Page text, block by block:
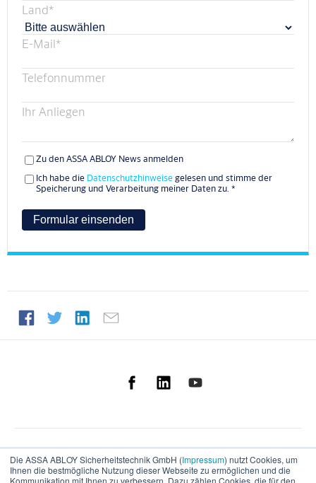
Die ASSA ABLOY Sicherheitstechnik GmbH (Impressum) nutzt Cookies, um
Ihnen die bestmögliche Nutzung dieser Webseite zu ermöglichen und die
Kommunikation mit Ihnen zu verbessern. Dazu zählen Cookies, die für den
Land*
E-Mail*
Telefonnummer
Ihr Anliegen
Zu den ASSA ABLOY News anmelden
Ich habe die Datenschutzhinweisegelesen und stimme der
Speicherung und Verarbeitung meiner Daten zu. *
Deutsch